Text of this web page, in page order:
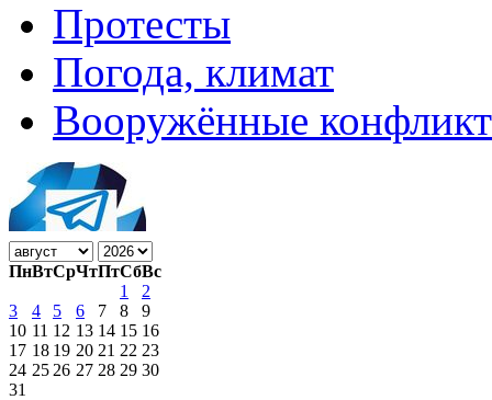
Протесты
Погода, климат
Вооружённые
ПнВтСрЧтПтСбВс
1
2
3
4 5 6 7 8
9
10 11 12 13 14 15 16
17 18 19 20 21 22 23
24 25 26 27 28 29 30
31